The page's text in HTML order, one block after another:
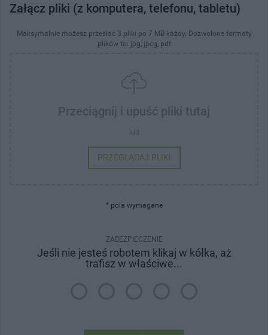
Załącz pliki (z komputera, telefonu, tabletu)
Maksymalnie możesz przesłać 3 pliki po 7 MB każdy. Dozwolone formaty
plików to: jpg, jpeg, pdf
Przeciągnij i upuść pliki tutaj
lub
PRZEGLĄDAJ PLIKI
* pola wymagane
ZABEZPIECZENIE
Jeśli nie jesteś robotem klikaj w kółka, aż
trafisz w właściwe...